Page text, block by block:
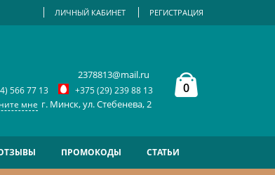
ЛИЧНЫЙ КАБИНЕТ РЕГИСТРАЦИЯ
2378813@mail.ru
566 77 13
+375 (29) 239 88 13
мне г. Минск, ул. Стебенева, 2
0
ПРОМОКОДЫ СТАТЬИ